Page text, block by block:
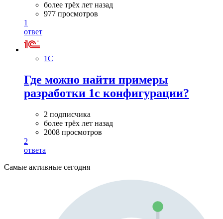
более трёх лет назад
977 просмотров
1
ответ
1С
Где можно найти примеры
разработки 1с конфигурации?
2 подписчика
более трёх лет назад
2008 просмотров
2
ответа
Самые активные сегодня